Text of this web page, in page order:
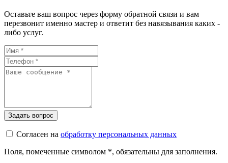
Оставьте ваш вопрос через форму обратной связи и вам
перезвонит именно мастер и ответит без навязывания каких -
либо услуг.
Согласен на обработку персональных данных
Поля, помеченные символом *, обязательны для заполнения.